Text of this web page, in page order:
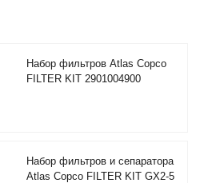
Набор фильтров Atlas Copco
FILTER KIT 2901004900
Набор фильтров и сепаратора
Atlas Copco FILTER KIT GX2-5